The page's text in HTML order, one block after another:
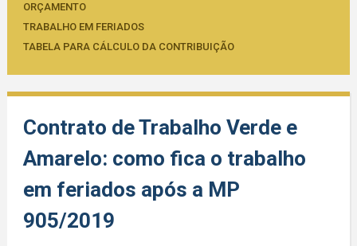
ORÇAMENTO
TRABALHO EM FERIADOS
TABELA PARA CÁLCULO DA CONTRIBUIÇÃO
Contrato de Trabalho Verde e
Amarelo: como fica o trabalho
em feriados após a MP
905/2019